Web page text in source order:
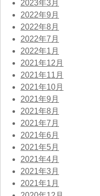
2023年3月
2022年9月
2022年8月
2022年7月
2022年1月
2021年12月
2021年11月
2021年10月
2021年9月
2021年8月
2021年7月
2021年6月
2021年5月
2021年4月
2021年3月
2021年1月